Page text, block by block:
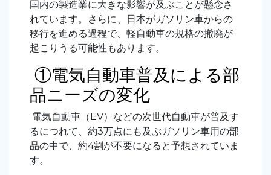
国内の製造業に大きな影響が及ぶことが懸念さ
れています。さらに、日本がガソリン車からの
移行を進める過程で、軽自動車の規格の撤廃が
起こりうる可能性もあります。
①電気自動車普及による部
品ニーズの変化
電気自動車（EV）などの次世代自動車が普及す
るにつれて、約3万点にも及ぶガソリン車用の部
品の中で、約4割が不要になると予想されていま
す。